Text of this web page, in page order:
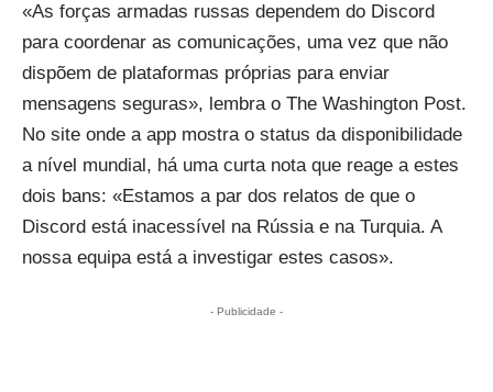
«As forças armadas russas dependem do Discord
para coordenar as comunicações, uma vez que não
dispõem de plataformas próprias para enviar
mensagens seguras», lembra o The Washington Post.
No site onde a app mostra o status da disponibilidade
a nível mundial, há uma curta nota que reage a estes
dois bans: «Estamos a par dos relatos de que o
Discord está inacessível na Rússia e na Turquia. A
nossa equipa está a investigar estes casos».
- Publicidade -